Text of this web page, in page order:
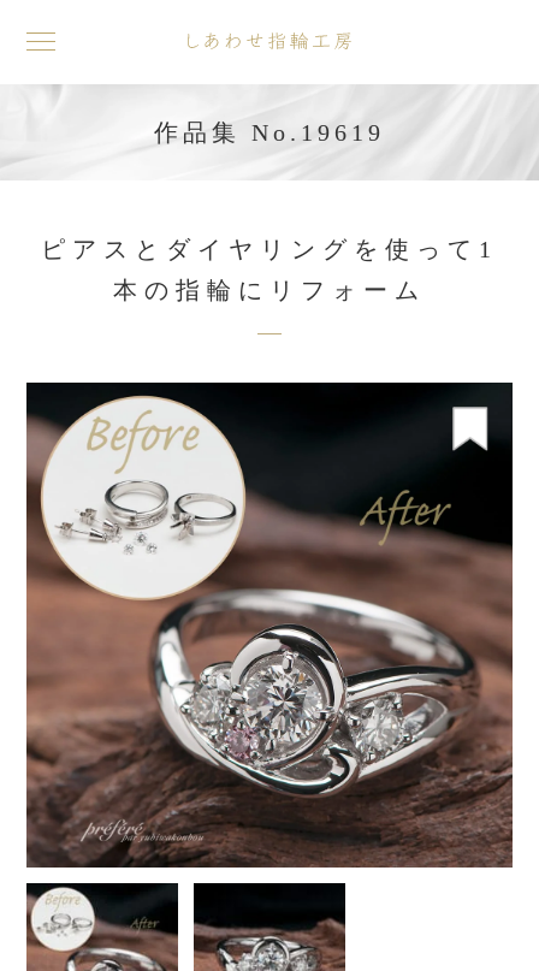
toggle
navigation
作品集 No.19619
ピアスとダイヤリングを使って1
本の指輪にリフォーム